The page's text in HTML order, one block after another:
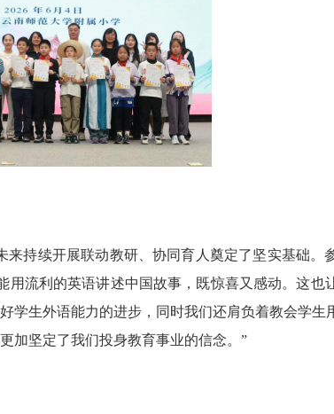
持续开展联动教研、协同育人奠定了坚实基础。
流利的英语讲述中国故事，既惊喜又感动。这也
学生外语能力的进步，同时我们还肩负着教会学生
加坚定了我们投身教育事业的信念。 ”